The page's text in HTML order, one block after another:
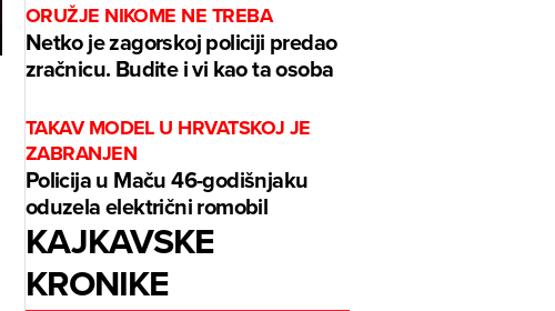
ORUŽJE NIKOME NE TREBA
Netko je zagorskoj policiji predao
zračnicu. Budite i vi kao ta osoba
TAKAV MODEL U HRVATSKOJ JE
ZABRANJEN
Policija u Maču 46-godišnjaku
oduzela električni romobil
KAJKAVSKE
KRONIKE